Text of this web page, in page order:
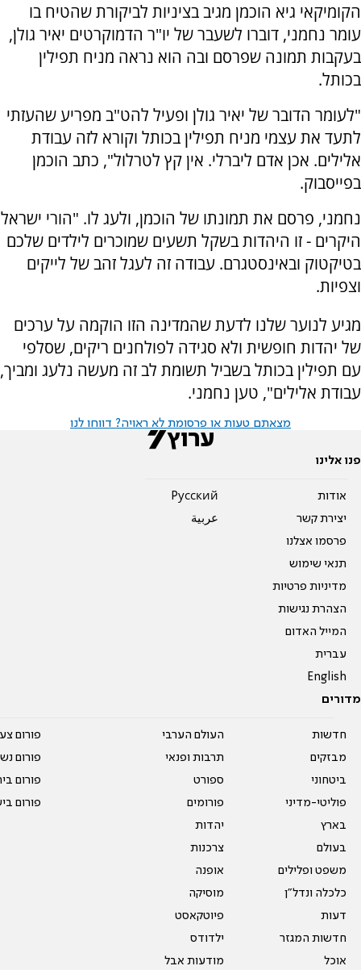
הקומיקאי גיא הוכמן מגיב בציניות לביקורת שהטיח בו
עומר נחמני, דוברו לשעבר של יו"ר הדמוקרטים יאיר גולן,
בעקבות תמונה שפרסם ובה הוא נראה מניח תפילין
בכותל.
"לעומר הדובר של יאיר גולן ופעיל להט"ב מפריע שהעזתי
לתעד את עצמי מניח תפילין בכותל וקורא לזה עבודת
אלילים. אכן אדם ליברלי. אין קץ לטרלול", כתב הוכמן
בפייסבוק.
נחמני, פרסם את תמונתו של הוכמן, ולעג לו. "הורי ישראל
היקרים - זו היהדות בשקל תשעים שמוכרים לילדים שלכם
בטיקטוק ובאינסטגרם. עבודה זה לעגל זהב של לייקים
וצפיות.
מגיע לנוער שלנו לדעת שהמדינה הזו הוקמה על ערכים
של יהדות חופשית ולא סגידה לפולחנים ריקים, שסלפי
עם תפילין בכותל בשביל תשומת לב זה מעשה נלעג ומביך,
עבודת אלילים", טען נחמני.
מצאתם טעות או פרסומת לא ראויה? דווחו לנו
פנו אלינו
אודות
יצירת קשר
פרסמו אצלנו
תנאי שימוש
מדיניות פרטיות
הצהרת נגישות
המייל האדום
עברית
English
Pусский
عربية
מדורים
חדשות
מבזקים
ביטחוני
פוליטי-מדיני
בארץ
בעולם
משפט ופלילים
כלכלה ונדל"ן
דעות
חדשות המגזר
אוכל
העולם הערבי
תרבות ופנאי
ספורט
פורומים
יהדות
צרכנות
אופנה
מוסיקה
פיוטקאסט
ילדודס
מודעות אבל
פורום
פורום
פורום
פורום